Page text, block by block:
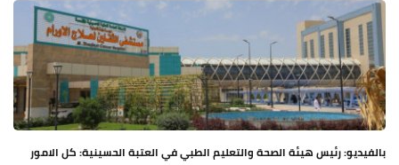
بالفيديو: رئيس هيئة الصحة والتعليم الطبي في العتبة الحسينية: كل الامور